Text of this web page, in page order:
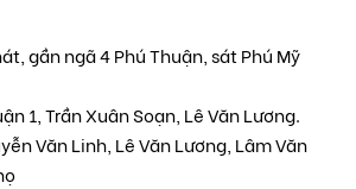
gần ngã 4 Phú Thuận, sát Phú Mỹ
1, Trần Xuân Soạn, Lê Văn Lương.
Văn Linh, Lê Văn Lương, Lâm Văn